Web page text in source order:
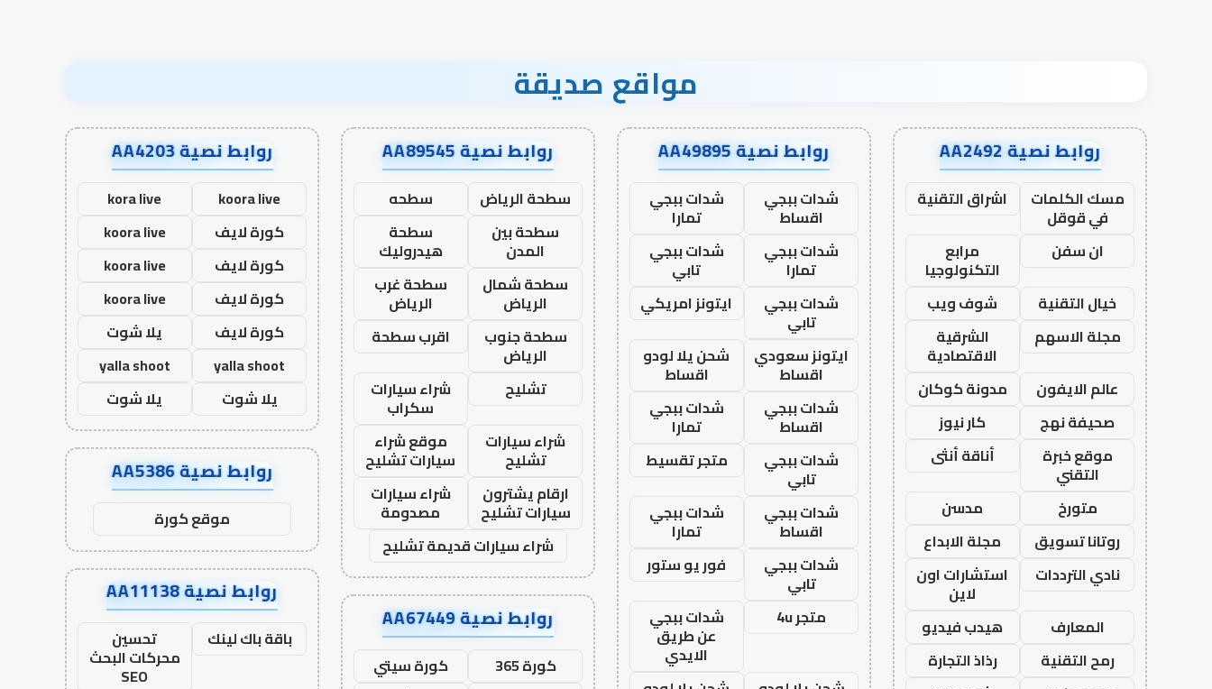
مواقع صديقة
روابط نصية AA2492
مسك الكلمات
في قوقل
اشراق التقنية
ان سفن
مرابع
التكنولوجيا
خيال التقنية
شوف ويب
مجلة الاسهم
الشرقية
الاقتصادية
عالم الايفون
مدونة كوكان
صحيفة نهج
كار نيوز
موقع خبرة
التقني
أناقة أنثى
متورخ
مدسن
روتانا تسويق
مجلة الابداع
نادي الترددات
استشارات اون
لاين
المعارف
هيدب فيديو
رمح التقنية
رذاذ التجارة
روابط نصية AA49895
شدات ببجي
اقساط
شدات ببجي
تمارا
شدات ببجي
تمارا
شدات ببجي
تابي
شدات ببجي
تابي
ايتونز امريكي
ايتونز سعودي
اقساط
شحن يلا لودو
اقساط
شدات ببجي
اقساط
شدات ببجي
تمارا
شدات ببجي
تابي
متجر تقسيط
شدات ببجي
اقساط
شدات ببجي
تمارا
شدات ببجي
تابي
فور يو ستور
متجر 4u
شدات ببجي
عن طريق
الايدي
روابط نصية AA89545
سطحة الرياض
سطحه
سطحة بين
المدن
سطحة
هيدروليك
سطحة شمال
الرياض
سطحة غرب
الرياض
سطحة جنوب
الرياض
اقرب سطحة
تشليح
شراء سيارات
سكراب
شراء سيارات
تشليح
موقع شراء
سيارات تشليح
ارقام يشترون
سيارات تشليح
شراء سيارات
مصدومة
شراء سيارات قديمة تشليح
روابط نصية AA67449
كورة 365
كورة سيتي
روابط نصية AA4203
koora live
kora live
كورة لايف
koora live
كورة لايف
koora live
كورة لايف
koora live
كورة لايف
يلا شوت
yalla shoot
yalla shoot
يلا شوت
يلا شوت
روابط نصية AA5386
موقع كورة
روابط نصية AA11138
باقة باك لينك تحسين
محركات البحث
SEO